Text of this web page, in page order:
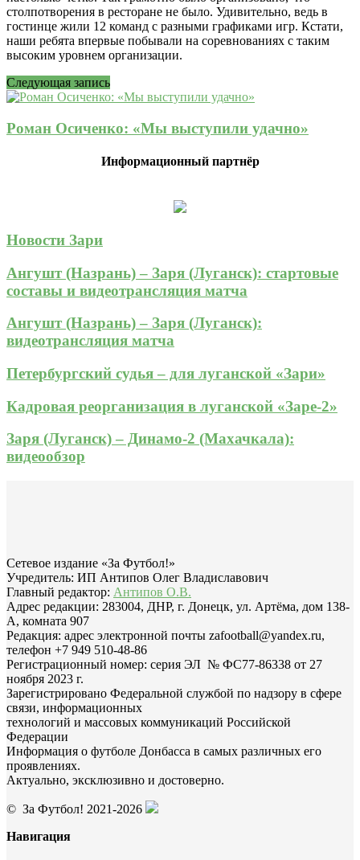
столпотворения в ресторане не было. Удивительно, ведь в
гостинце жили 12 команд с разными графиками игр. Кстати,
наши ребята впервые побывали на соревнованиях с таким
высоким уровнем организации.
Следующая запись
Роман Осиченко: «Мы выступили удачно»
Информационный партнёр
Новости Зари
Ангушт (Назрань) – Заря (Луганск): стартовые
составы и видеотрансляция матча
Ангушт (Назрань) – Заря (Луганск):
видеотрансляция матча
Петербургский судья – для луганской «Зари»
Кадровая реорганизация в луганской «Заре-2»
Заря (Луганск) – Динамо-2 (Махачкала):
видеообзор
Сетевое издание «За Футбол!»
Учредитель: ИП Антипов Олег Владиславович
Главный редактор: Антипов О.В.
Адрес редакции: 283004, ДНР, г. Донецк, ул. Артёма, дом 138-
А, комната 907
Редакция: адрес электронной почты zafootball@yandex.ru,
телефон +7 949 510-48-86
Регистрационный номер: серия ЭЛ № ФС77-86338 от 27
ноября 2023 г.
Зарегистрировано Федеральной службой по надзору в сфере
связи, информационных
технологий и массовых коммуникаций Российской
Федерации
Информация о футболе Донбасса в самых различных его
проявлениях.
Актуально, эксклюзивно и достоверно.
© За Футбол! 2021-2026
Навигация